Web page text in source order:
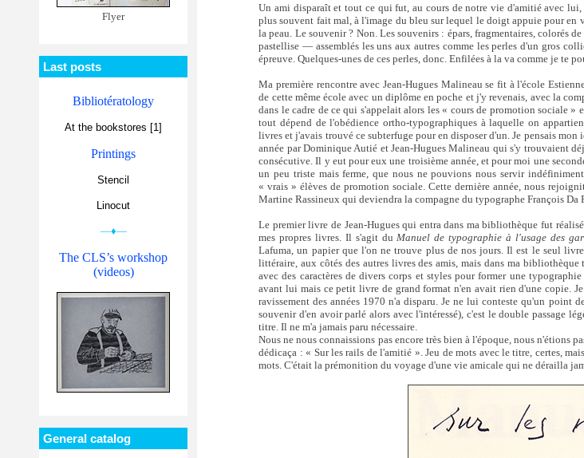
Flyer
Last posts
Bibliotératology
At the bookstores [1]
Printings
Stencil
Linocut
—♦—
The CLS’s workshop
(videos)
General catalog
Un ami disparaît et tout ce qui fut, au cours de notre vie d'amitié avec
plus souvent fait mal, à l'image du bleu sur lequel le doigt appuie pour
la peau. Le souvenir ? Non. Les souvenirs : épars, fragmentaires, colorés
pastellise — assemblés les uns aux autres comme les perles d'un gros
épreuve. Quelques-unes de ces perles, donc. Enfilées à la va comme je te
Ma première rencontre avec Jean-Hugues Malineau se fit à l'école
de cette même école avec un diplôme en poche et j'y revenais, avec la
dans le cadre de ce qui s'appelait alors les « cours de promotion sociale »
tout dépend de l'obédience ortho-typographiques à laquelle on
livres et j'avais trouvé ce subterfuge pour en disposer d'un. Je pensais
année par Dominique Autié et Jean-Hugues Malineau qui s'y trouvaient
consécutive. Il y eut pour eux une troisième année, et pour moi une
un peu triste mais ferme, que nous ne pouvions nous servir
« vrais » élèves de promotion sociale. Cette dernière année, nous
Martine Rassineux qui deviendra la compagne du typographe François Da
Le premier livre de Jean-Hugues qui entra dans ma bibliothèque fut
mes propres livres. Il s'agit du Manuel de typographie à l'usage des
Lafuma, un papier que l'on ne trouve plus de nos jours. Il est le seul
littéraire, aux côtés des autres livres des amis, mais dans ma
avec des caractères de divers corps et styles pour former une
avant lui mais ce petit livre de grand format n'en avait rien d'une copie.
ravissement des années 1970 n'a disparu. Je ne lui conteste qu'un point
souvenir d'en avoir parlé alors avec l'intéressé), c'est le double passage
titre. Il ne m'a jamais paru nécessaire.
Nous ne nous connaissions pas encore très bien à l'époque, nous n'étions
dédicaça : « Sur les rails de l'amitié ». Jeu de mots avec le titre, certes,
mots. C'était la prémonition du voyage d'une vie amicale qui ne dérailla